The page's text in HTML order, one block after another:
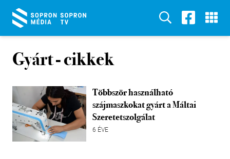
Gyárt- cikkek
Többször használható
szájmaszkokat gyárt a Máltai
Szeretetszolgálat
6 ÉVE